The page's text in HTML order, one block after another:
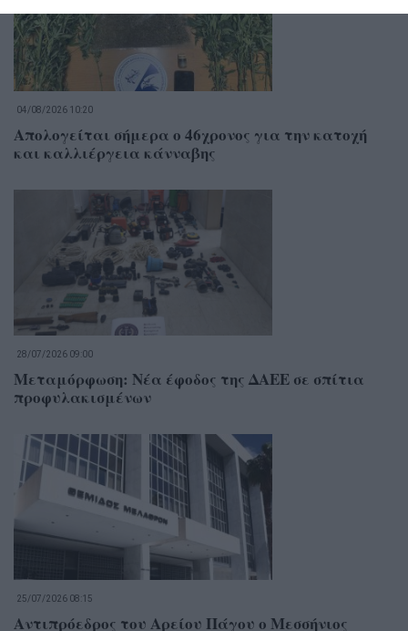
04/08/2026 10:20
Απολογείται σήμερα ο 46χρονος για την κατοχή
και καλλιέργεια κάνναβης
28/07/2026 09:00
Μεταμόρφωση: Νέα έφοδος της ΔΑΕΕ σε σπίτια
προφυλακισμένων
25/07/2026 08:15
Αντιπρόεδρος του Αρείου Πάγου ο Μεσσήνιος